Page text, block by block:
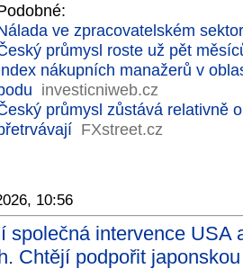
ve zpracovatelském
průmysl roste už pět
nákupních manažerů v
investicniweb.cz
průmysl zůstává relativně
FXstreet.cz
10:56
společná intervence USA
Chtějí podpořit